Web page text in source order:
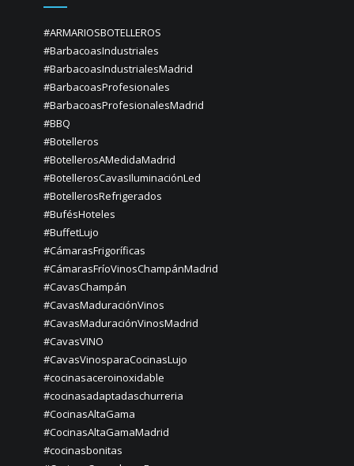
#ARMARIOSBOTELLEROS
#BarbacoasIndustriales
#BarbacoasIndustrialesMadrid
#BarbacoasProfesionales
#BarbacoasProfesionalesMadrid
#BBQ
#Botelleros
#BotellerosAMedidaMadrid
#BotellerosCavasIluminaciónLed
#BotellerosRefrigerados
#BufésHoteles
#BuffetLujo
#CámarasFrigoríficas
#CámarasFríoVinosChampánMadrid
#CavasChampán
#CavasMaduraciónVinos
#CavasMaduraciónVinosMadrid
#CavasVINO
#CavasVinosparaCocinasLujo
#cocinasaceroinoxidable
#cocinasadaptadaschurreria
#CocinasAltaGama
#CocinasAltaGamaMadrid
#cocinasbonitas